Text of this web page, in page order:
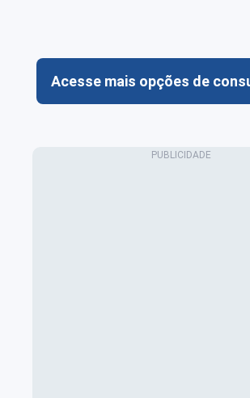
Acesse mais opções de